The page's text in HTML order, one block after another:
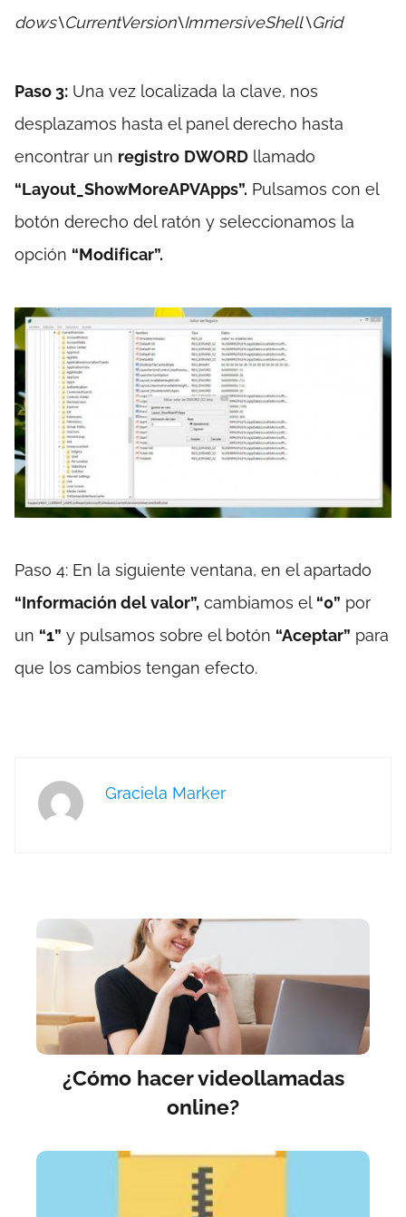
dows\CurrentVersion\ImmersiveShell\Grid
Paso 3: Una vez localizada la clave, nos
desplazamos hasta el panel derecho hasta
encontrar un registro DWORD llamado
“Layout_ShowMoreAPVApps”. Pulsamos con el
botón derecho del ratón y seleccionamos la
opción “Modificar”.
Paso 4: En la siguiente ventana, en el apartado
“Información del valor”, cambiamos el “0” por
un “1” y pulsamos sobre el botón “Aceptar” para
que los cambios tengan efecto.
Graciela Marker
¿Cómo hacer videollamadas
online?